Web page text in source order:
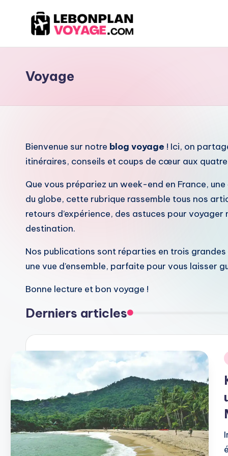
Voyage
Bienvenue sur notre blog voyage ! Ici, on
itinéraires, conseils et coups de cœur aux
Que vous prépariez un week-end en France,
du globe, cette rubrique rassemble tous nos
retours d’expérience, des astuces pour
destination.
Nos publications sont réparties en trois grandes
une vue d’ensemble, parfaite pour vous laisser
Bonne lecture et bon voyage !
Derniers articles